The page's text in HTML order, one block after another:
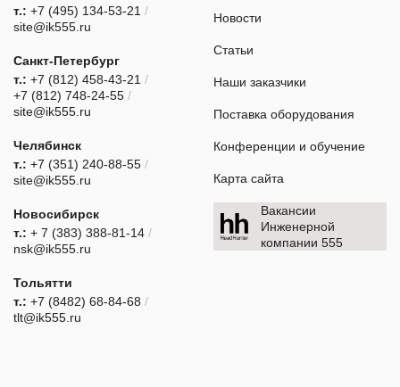
т.: +7 (495) 134-53-21 /
site@ik555.ru
Санкт-Петербург
т.: +7 (812) 458-43-21 /
+7 (812) 748-24-55 /
site@ik555.ru
Челябинск
т.: +7 (351) 240-88-55 /
site@ik555.ru
Новосибирск
т.: + 7 (383) 388-81-14 /
nsk@ik555.ru
Тольятти
т.: +7 (8482) 68-84-68 /
tlt@ik555.ru
Новости
Статьи
Наши заказчики
Поставка оборудования
Конференции и обучение
Карта сайта
Вакансии
Инженерной
компании 555